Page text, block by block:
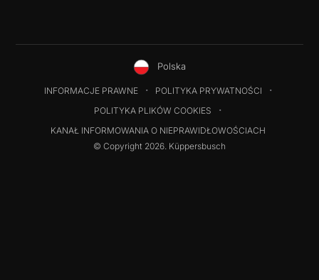
Polska
INFORMACJE PRAWNE
POLITYKA PRYWATNOŚCI
POLITYKA PLIKÓW COOKIES
KANAŁ INFORMOWANIA O NIEPRAWIDŁOWOŚCIACH
© Copyright 2026. Küppersbusch